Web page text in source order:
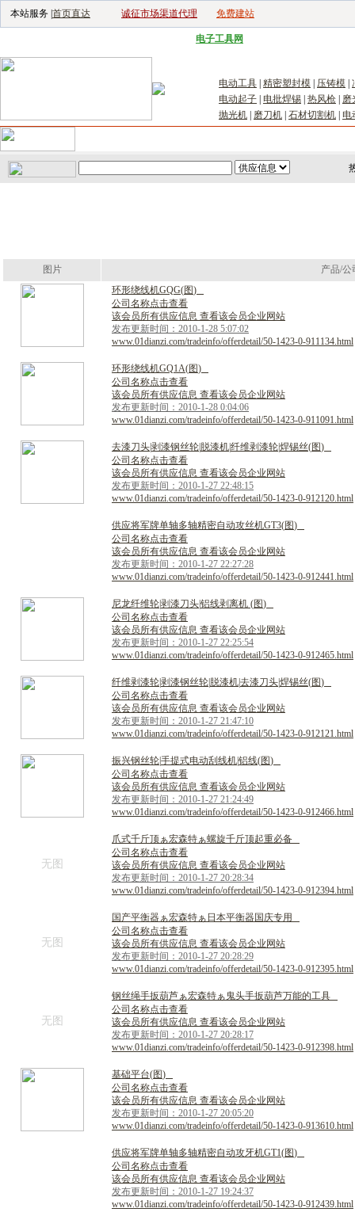
本站服务 | 首页直达 诚征市场渠道代理 免费建站
电子工具网
电动工具 精密塑封模 压铸模
电动起子
电批焊锡 热风枪
磨
抛光机
磨刀机 石材切割机 电
图片
产品/公
环形绕线机GQG(图)
公司名称点击查看
该会员所有供应信息 查看该会员企业网站
发布更新时间：2010-1-28 5:07:02
www.01dianzi.com/tradeinfo/offerdetail/50-1423-0-911134.html
环形绕线机GQ1A(图)
公司名称点击查看
该会员所有供应信息 查看该会员企业网站
发布更新时间：2010-1-28 0:04:06
www.01dianzi.com/tradeinfo/offerdetail/50-1423-0-911091.html
去漆刀头剥漆钢丝轮 脱漆机纤维剥漆轮焊锡丝(图)
公司名称点击查看
该会员所有供应信息 查看该会员企业网站
发布更新时间：2010-1-27 22:48:15
www.01dianzi.com/tradeinfo/offerdetail/50-1423-0-912120.html
供应将军牌单轴多轴精密自动攻丝机GT3(图)
公司名称点击查看
该会员所有供应信息 查看该会员企业网站
发布更新时间：2010-1-27 22:27:28
www.01dianzi.com/tradeinfo/offerdetail/50-1423-0-912441.html
尼龙纤维轮剥漆刀头铝线剥离机 (图)
公司名称点击查看
该会员所有供应信息 查看该会员企业网站
发布更新时间：2010-1-27 22:25:54
www.01dianzi.com/tradeinfo/offerdetail/50-1423-0-912465.html
纤维剥漆轮剥漆钢丝轮 脱漆机去漆刀头焊锡丝(图)
公司名称点击查看
该会员所有供应信息 查看该会员企业网站
发布更新时间：2010-1-27 21:47:10
www.01dianzi.com/tradeinfo/offerdetail/50-1423-0-912121.html
振兴钢丝轮手提式电动刮 线机铝线(图)
公司名称点击查看
该会员所有供应信息 查看该会员企业网站
发布更新时间：2010-1-27 21:24:49
www.01dianzi.com/tradeinfo/offerdetail/50-1423-0-912466.html
无图
爪式千斤顶ぁ宏森特ぁ螺旋千斤顶起重必备
公司名称点击查看
该会员所有供应信息 查看该会员企业网站
发布更新时间：2010-1-27 20:28:34
www.01dianzi.com/tradeinfo/offerdetail/50-1423-0-912394.html
无图
国 产平衡器ぁ宏森特ぁ 日 本平衡器国 庆专用
公司名称点击查看
该会员所有供应信息 查看该会员企业网站
发布更新时间：2010-1-27 20:28:29
www.01dianzi.com/tradeinfo/offerdetail/50-1423-0-912395.html
无图
钢丝绳手扳葫芦ぁ宏森特ぁ 鬼头手扳葫芦万能的工具
公司名称点击查看
该会员所有供应信息 查看该会员企业网站
发布更新时间：2010-1-27 20:28:17
www.01dianzi.com/tradeinfo/offerdetail/50-1423-0-912398.html
基础平台(图)
公司名称点击查看
该会员所有供应信息 查看该会员企业网站
发布更新时间：2010-1-27 20:05:20
www.01dianzi.com/tradeinfo/offerdetail/50-1423-0-913610.html
供应将军牌单轴多轴精密自动攻牙机GT1(图)
公司名称点击查看
该会员所有供应信息 查看该会员企业网站
发布更新时间：2010-1-27 19:24:37
www.01dianzi.com/tradeinfo/offerdetail/50-1423-0-912439.html